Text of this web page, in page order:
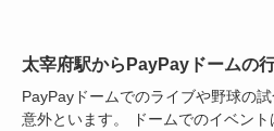
太宰府駅からPayPayドームの
PayPayドームでのライブや野球の
意外といます。 ドームでのイベン